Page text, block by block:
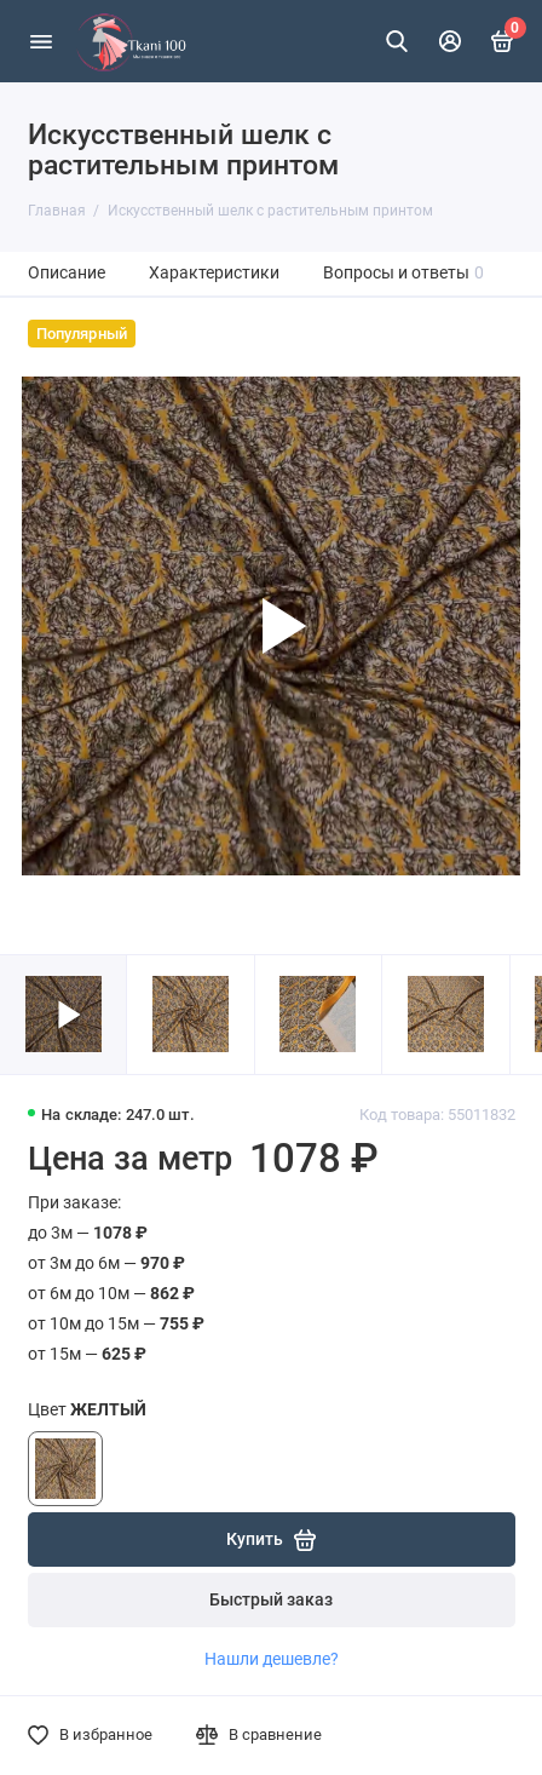
0
Искусственный шелк с
растительным принтом
Главная Искусственный шелк с растительным принтом
Описание Характеристики Вопросы и ответы 0
Популярный
На складе: 247.0 шт. Код товара: 55011832
Цена за метр 1078 ₽
При заказе:
до 3м — 1078 ₽
от 3м до 6м —970 ₽
от 6м до 10м —862 ₽
от 10м до 15м —755 ₽
от 15м —625 ₽
ЦветЖЕЛТЫЙ
Купить
Быстрый заказ
Нашли дешевле?
В избранное В сравнение